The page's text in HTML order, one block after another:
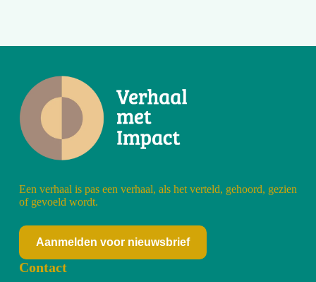
Een verhaal is pas een verhaal, als het verteld, gehoord, gezien
of gevoeld wordt.
Aanmelden voor nieuwsbrief
Contact